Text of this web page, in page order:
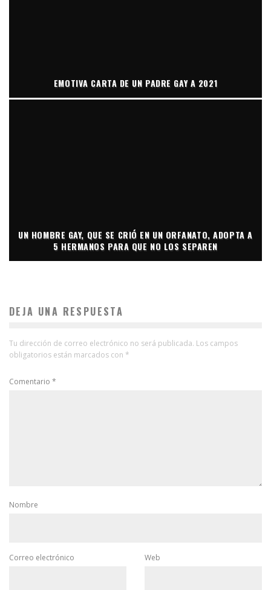
EMOTIVA CARTA DE UN PADRE GAY A 2021
UN HOMBRE GAY, QUE SE CRIÓ EN UN ORFANATO, ADOPTA A
5 HERMANOS PARA QUE NO LOS SEPAREN
DEJA UNA RESPUESTA
Tu dirección de correo electrónico no será publicada. Los campos
obligatorios están marcados con *
Comentario *
Nombre
Correo electrónico Web